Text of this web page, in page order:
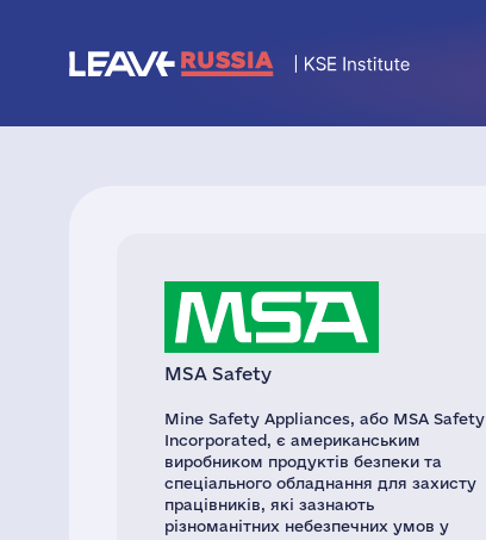
MSA Safety
Mine Safety Appliances, або MSA Safety
Incorporated, є американським
виробником продуктів безпеки та
спеціального обладнання для захисту
працівників, які зазнають
різноманітних небезпечних умов у